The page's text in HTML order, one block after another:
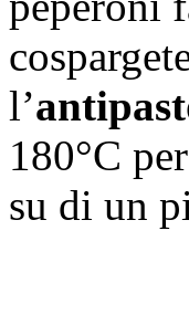
l’
180°C
su di un